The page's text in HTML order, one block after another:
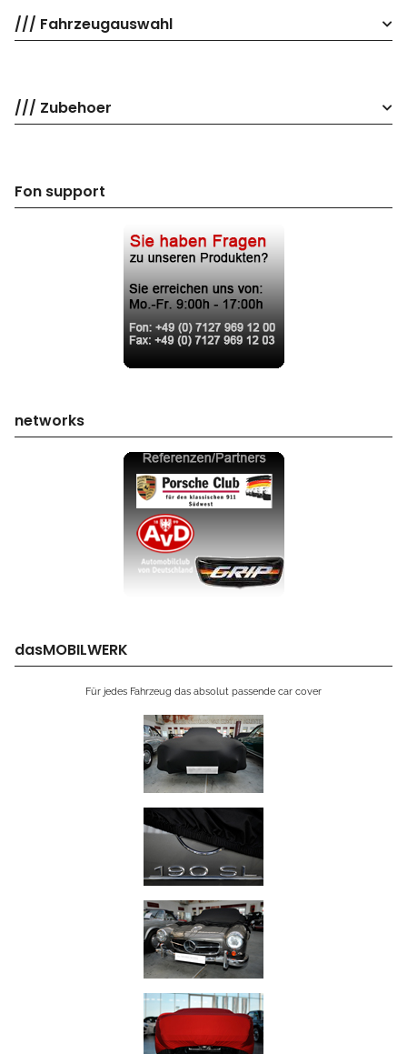
/// Fahrzeugauswahl
/// Zubehoer
Fon support
networks
dasMOBILWERK
Für jedes Fahrzeug das absolut passende car cover